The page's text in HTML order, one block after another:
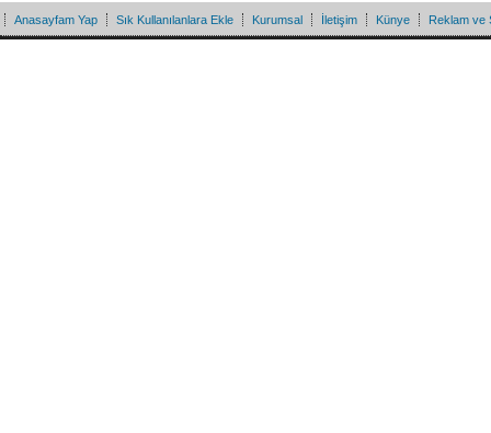
Anasayfam Yap Sık Kullanılanlara Ekle Kurumsal İletişim Künye Reklam ve